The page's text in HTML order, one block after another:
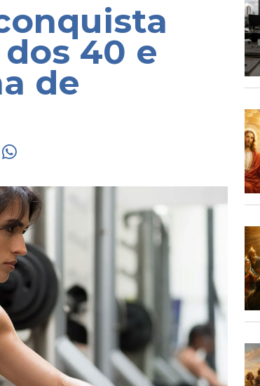
40 e
de